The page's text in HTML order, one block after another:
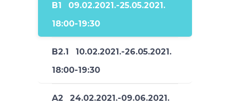
B1 09.02.2021.-25.05.2021.
18:00-19:30
B2.1 10.02.2021.-26.05.2021.
18:00-19:30
A2 24.02.2021.-09.06.2021.